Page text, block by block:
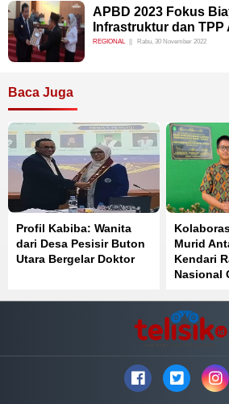
APBD 2023 Fokus
Infrastruktur dan TPP
REGIONAL Rabu, 30 November 2022
Baca Juga
Profil Kabiba: Wanita
dari Desa Pesisir Buton
Utara Bergelar Doktor
Murid
Kendari
Nasional